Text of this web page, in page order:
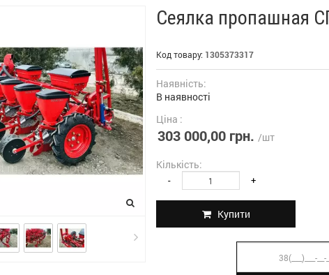
Сеялка пропашная
Код товару: 1305373317
Наявність:
В наявності
Ціна :
303 000,00 грн. /шт
Кількість:
- +
Купити